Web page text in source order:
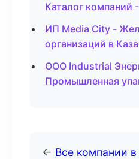
Каталог компаний
ИП Media City -
организаций в
ООО Industrial
Промышленная
← Все компании в